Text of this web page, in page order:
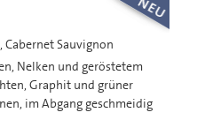
Cabernet Sauvignon
Nelken und geröstetem
Graphit und grüner
im Abgang geschmeidig